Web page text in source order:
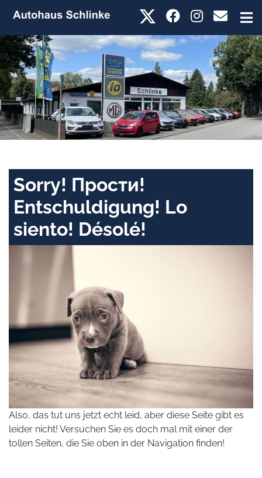
Sorry! Прости!
Entschuldigung! Lo
siento! Désolé!
Also, das tut uns jetzt echt leid, aber diese Seite gibt es
leider nicht! Versuchen Sie es doch mal mit einer der
tollen Seiten, die Sie oben in der Navigation finden!